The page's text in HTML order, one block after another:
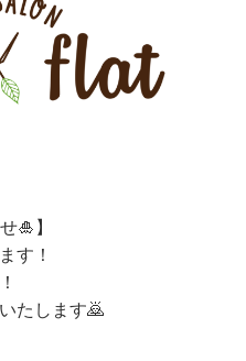
🎍】
す！
たします🙇